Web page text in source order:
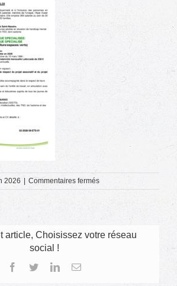
2026 Commentaires ferméssur
02-
article, Choisissez votre réseau
social !
Facebook
TwitterLinkedInEmail